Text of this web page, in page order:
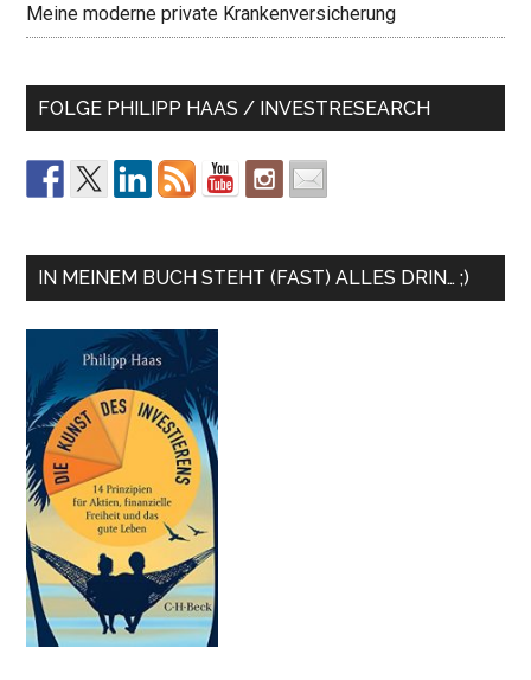
Meine moderne private Krankenversicherung
FOLGE PHILIPP HAAS / INVESTRESEARCH
IN MEINEM BUCH STEHT (FAST) ALLES DRIN… ;)